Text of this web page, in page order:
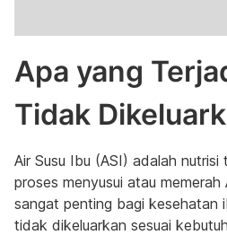
Apa yang
Tidak
Air Susu Ibu (ASI) adalah
proses menyusui atau
sangat penting bagi kesehatan
tidak dikeluarkan sesuai